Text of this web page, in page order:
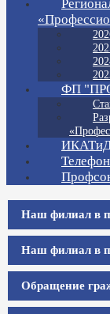
ФП
Наш филиал в
Наш филиал в
Обращение